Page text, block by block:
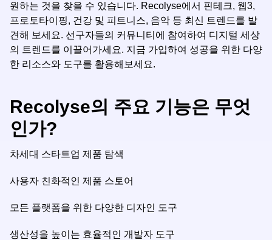
원하는 것을 찾을 수 있습니다. Recolyse에서 핀테크, 웹3,
프로토타이핑, 건강 및 피트니스, 음악 등 최신 트렌드를 발
견해 보세요. 선구자들의 커뮤니티에 참여하여 디지털 세상
의 트렌드를 이끌어가세요. 지금 가입하여 성공을 위한 다양
한 리소스와 도구를 활용해보세요.
Recolyse의 주요 기능은 무엇
인가?
차세대 스타트업 제품 탐색
사용자 친화적인 제품 스토어
모든 플랫폼을 위한 다양한 디자인 도구
생산성을 높이는 효율적인 개발자 도구